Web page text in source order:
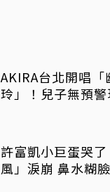
AKIRA台北開唱
玲」！兒子無預
許富凱小巨蛋哭
風」淚崩 鼻水糊